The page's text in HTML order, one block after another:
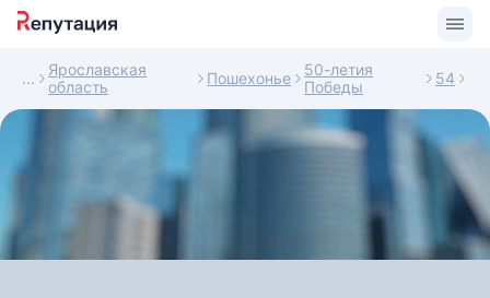
Ярославская
область
Пошехонье
50-летия
Победы
54